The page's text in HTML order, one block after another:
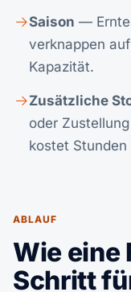
Saison —
verknappen
Kapazität.
Zusätzliche
oder
kostet
ABLAUF
Wie eine
Schritt